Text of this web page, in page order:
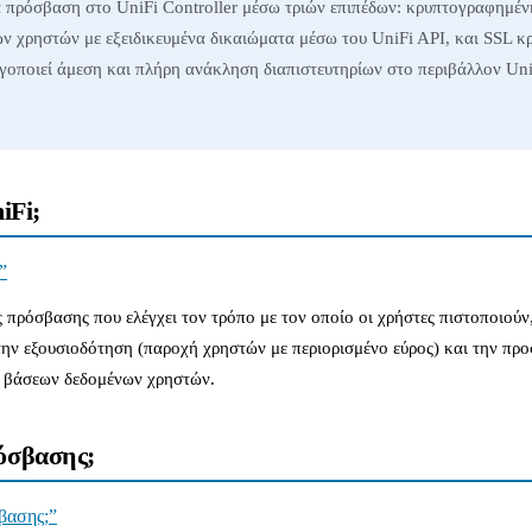
πρόσβαση στο UniFi Controller μέσω τριών επιπέδων:
χρηστών με εξειδικευμένα δικαιώματα μέσω του UniFi API, και
άμεση και πλήρη ανάκληση διαπιστευτηρίων στο περιβάλλον
που ελέγχει τον τρόπο με τον οποίο οι χρήστες
(παροχή χρηστών με περιορισμένο εύρος) και την
βάσεων δεδομένων χρηστών.